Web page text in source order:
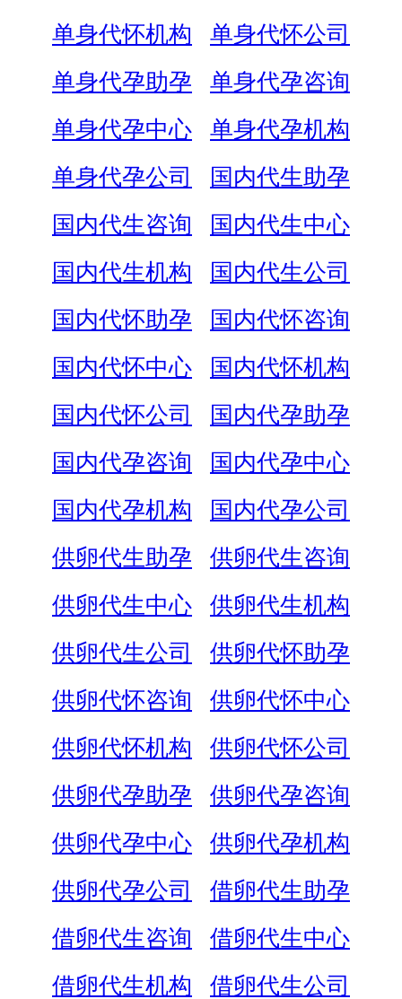
单身代怀机构
单身代怀公司
单身代孕助孕
单身代孕咨询
单身代孕中心
单身代孕机构
单身代孕公司
国内代生助孕
国内代生咨询
国内代生中心
国内代生机构
国内代生公司
国内代怀助孕
国内代怀咨询
国内代怀中心
国内代怀机构
国内代怀公司
国内代孕助孕
国内代孕咨询
国内代孕中心
国内代孕机构
国内代孕公司
供卵代生助孕
供卵代生咨询
供卵代生中心
供卵代生机构
供卵代生公司
供卵代怀助孕
供卵代怀咨询
供卵代怀中心
供卵代怀机构
供卵代怀公司
供卵代孕助孕
供卵代孕咨询
供卵代孕中心
供卵代孕机构
供卵代孕公司
借卵代生助孕
借卵代生咨询
借卵代生中心
借卵代生机构
借卵代生公司